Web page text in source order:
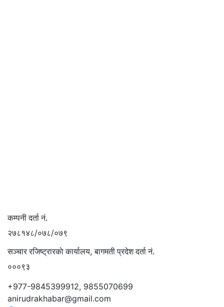
कम्पनी दर्ता नं.
२७८१४८/०७८/०७९
सञ्चार रजिष्ट्रारकाे कार्यालय, बागमती प्रदेश दर्ता नं.
०००९३
+977-9845399912, 9855070699
anirudrakhabar@gmail.com